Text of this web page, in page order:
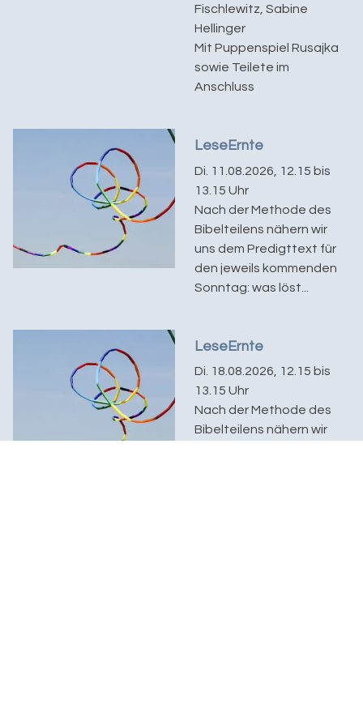
Fischlewitz, Sabine
Hellinger
Mit Puppenspiel Rusajka
sowie Teilete im
Anschluss
LeseErnte
Di. 11.08.2026, 12.15 bis
13.15 Uhr
Nach der Methode des
Bibelteilens nähern wir
uns dem Predigttext für
den jeweils kommenden
Sonntag: was löst...
LeseErnte
Di. 18.08.2026, 12.15 bis
13.15 Uhr
Nach der Methode des
Bibelteilens nähern wir